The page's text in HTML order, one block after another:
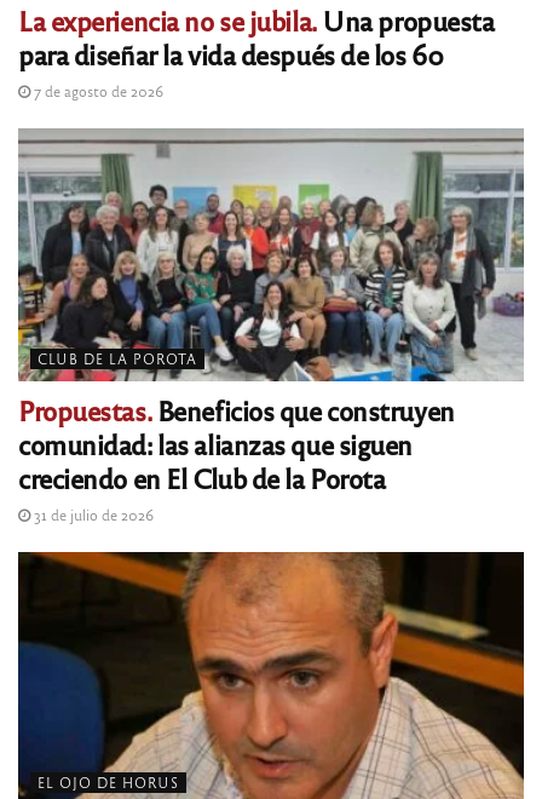
La experiencia no se jubila.Una propuesta
para diseñar la vida después de los 60
7 de agosto de 2026
CLUB DE LA POROTA
Propuestas.Beneficios que construyen
comunidad: las alianzas que siguen
creciendo en El Club de la Porota
31 de julio de 2026
EL OJO DE HORUS